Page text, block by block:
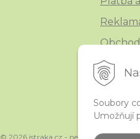
Soubory
Umožňují
© 2026 istraka.cz - nejtřpytivější